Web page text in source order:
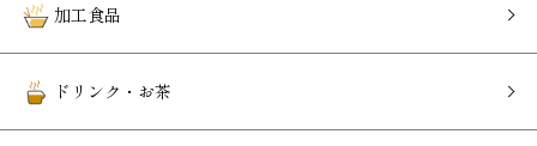
加工食品
ドリンク・お茶